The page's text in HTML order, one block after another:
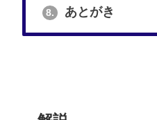
8. あとがき